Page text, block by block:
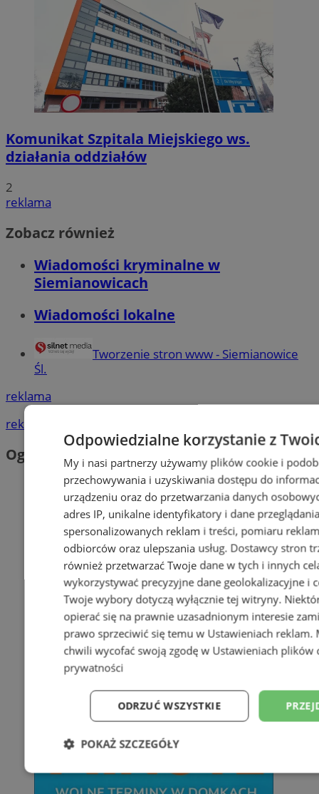
Komunikat Szpitala Miejskiego ws.
działania oddziałów
2
reklama
Zobacz również
Wiadomości kryminalne w
Siemianowicach
Wiadomości lokalne
Tworzenie stron www - Siemianowice
Śl.
reklama
reklama
Ogłoszenia
Odpowiedzialne korzystanie z
My i nasi partnerzy używamy plików cookie i
przechowywania i uzyskiwania dostępu do
urządzeniu oraz do przetwarzania danych
adres IP, unikalne identyfikatory i dane
spersonalizowanych reklam i treści, pomiaru
odbiorców oraz ulepszania usług. Dostawcy stron
również przetwarzać Twoje dane w tych i innych
wykorzystywać precyzyjne dane geolokalizacyjne i
Twoje wybory dotyczą wyłącznie tej witryny.
opierać się na prawnie uzasadnionym interesie
prawo sprzeciwić się temu w Ustawieniach reklam.
chwili wycofać swoją zgodę w Ustawieniach plików
prywatności
ODRZUĆ WSZYSTKIE
POKAŻ SZCZEGÓŁY
Niezbędne Wydajność